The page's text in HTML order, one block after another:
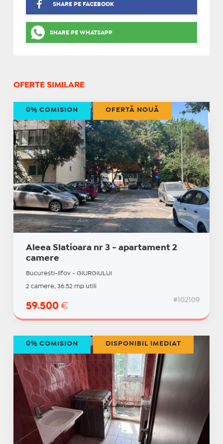
SHARE PE FACEBOOK
SHARE PE WHATSAPP
OFERTE SIMILARE
Aleea Slatioara nr 3 - apartament 2
camere
Bucuresti-Ilfov - GIURGIULUI
2 camere, 36.52 mp utili
59.500 €
#102109
0% COMISION OFERTĂ NOUĂ
0% COMISION DISPONIBIL IMEDIAT